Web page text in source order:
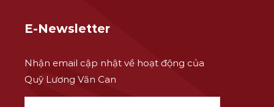
E-Newsletter
Nhận email cập nhật về hoạt động của
Quỹ Lương Văn Can